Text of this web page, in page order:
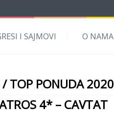
I SAJMOVI O NAMA
/ TOP PONUDA 2020
4* – CAVTAT